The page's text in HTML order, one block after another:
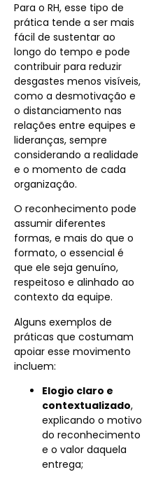
Para o RH, esse tipo de
prática tende a ser mais
fácil de sustentar ao
longo do tempo e pode
contribuir para reduzir
desgastes menos visíveis,
como a desmotivação e
o distanciamento nas
relações entre equipes e
lideranças, sempre
considerando a realidade
e o momento de cada
organização.
O reconhecimento pode
assumir diferentes
formas, e mais do que o
formato, o essencial é
que ele seja genuíno,
respeitoso e alinhado ao
contexto da equipe.
Alguns exemplos de
práticas que costumam
apoiar esse movimento
incluem:
Elogio claro e
contextualizado,
explicando o motivo
do reconhecimento
e o valor daquela
entrega;